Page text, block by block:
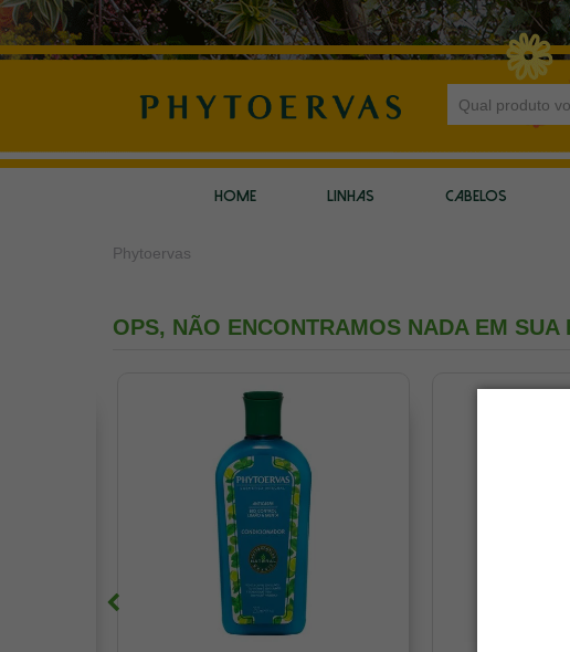
HOME LINHAS CABELOS
Phytoervas
OPS, NÃO ENCONTRAMOS NADA EM SUA